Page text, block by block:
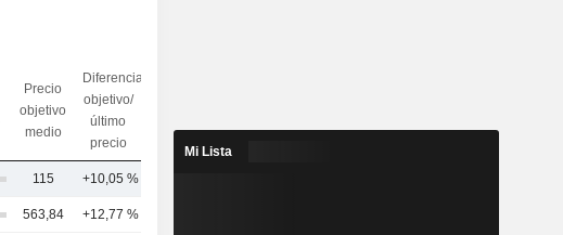
Precio
objetivo
medio
Diferencia
objetivo/
último
precio
115 +10,05 %
563,84 +12,77 %
Mi Lista